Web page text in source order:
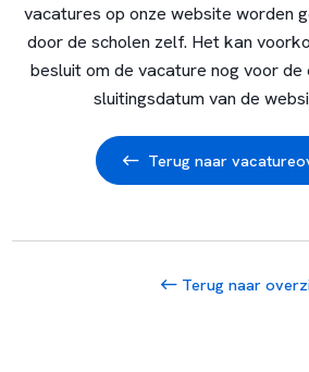
vacatures op onze website worden
door de scholen zelf. Het kan
besluit om de vacature nog voor de
sluitingsdatum van de
Terug naar
Terug naar